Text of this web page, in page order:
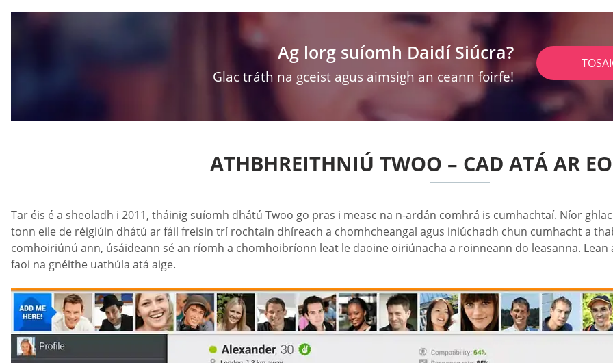
Ag lorg suíomh Daidí Siúcra?
Glac tráth na gceist agus aimsigh an ceann foirfe!
ATHBHREITHNIÚ TWOO – CAD ATÁ AR
Tar éis é a sheoladh i 2011, tháinig suíomh dhátú Twoo go pras i measc na n-ardán comhrá is cumhachtaí. Níor
tonn eile de réigiúin dhátú ar fáil freisin trí rochtain dhíreach a chomhcheangal agus iniúchadh chun cumhacht a
comhoiriúnú ann, úsáideann sé an ríomh a chomhoibríonn leat le daoine oiriúnacha a roinneann do leasanna.
faoi na gnéithe uathúla atá aige.